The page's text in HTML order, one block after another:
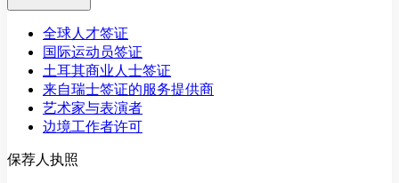
全球人才签证
国际运动员签证
土耳其商业人士签证
来自瑞士签证的服务提供商
艺术家与表演者
边境工作者许可
保荐人执照